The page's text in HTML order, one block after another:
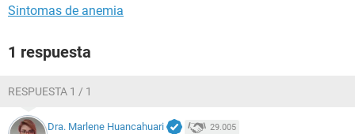
Sintomas de anemia
1 respuesta
RESPUESTA 1 / 1
Dra. Marlene Huancahuari 29.005